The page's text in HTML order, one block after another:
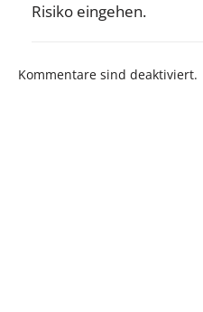
Risiko eingehen.
Kommentare sind deaktiviert.